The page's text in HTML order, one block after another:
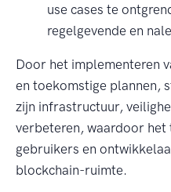
use cases te
regelgevende en
Door het implementeren
en toekomstige plannen,
zijn infrastructuur,
verbeteren, waardoor
gebruikers en
blockchain-ruimte.